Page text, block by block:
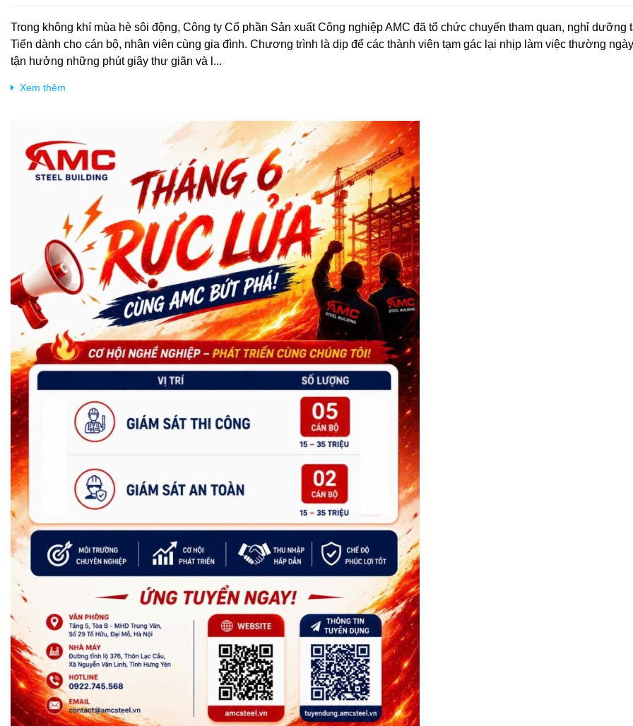
Trong không khí mùa hè sôi động, Công ty Cổ phần Sản xuất Công nghiệp AMC đã tổ chức chuyến tham quan, nghỉ dưỡng
Tiến dành cho cán bộ, nhân viên cùng gia đình. Chương trình là dịp để các thành viên tạm gác lại nhịp làm việc thường
tận hưởng những phút giây thư giãn và l...
Xem thêm